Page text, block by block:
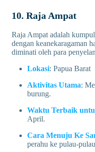
10. Raja Ampat
Raja Ampat adalah
dengan keanekaragaman
diminati oleh para
Lokasi: Papua Barat
Aktivitas Utama:
burung.
Waktu Terbaik
April.
Cara Menuju Ke
perahu ke pulau-